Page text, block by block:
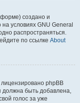
создано и
условиях GNU General
распространяться.
по ссылке About
phpBB
должна быть добавлена,
голос за уже